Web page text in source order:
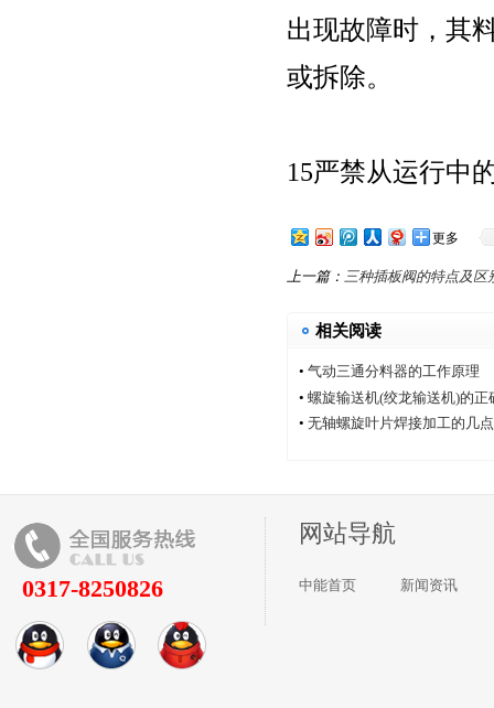
出现故障时，其
或拆除。
15严禁从运行中
更多
上一篇： 三种插板阀的特点及区
相关阅读
• 气动三通分料器的工作原理
• 螺旋输送机(绞龙输送机)的
• 无轴螺旋叶片焊接加工的几
0317-8250826
网站导航
中能首页 新闻资讯